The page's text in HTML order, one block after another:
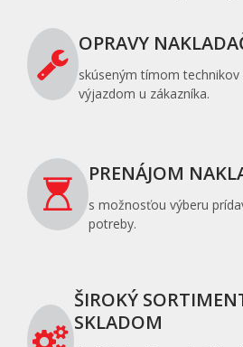
OPRAVY
skúseným tímom technikov
výjazdom u zákazníka.
PRENÁJOM
s možnosťou výberu
potreby.
ŠIROKÝ
SKLADOM